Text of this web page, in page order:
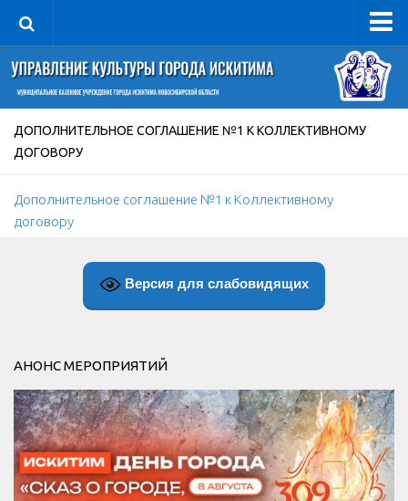
Управление
Руководитель
Сведения об организации
Структура
Учредительные документы
Правовая база
Отчеты о деятельности
Учреждения культуры
МБУ Дом культуры «Молодость»
МБУ Дом культуры «Октябрь»
МБОУ ДО «Детская школа искусств»
ДОПОЛНИТЕЛЬНОЕ СОГЛАШЕНИЕ №1 К КОЛЛЕКТИВНОМУ
ДОГОВОРУ
Дополнительное соглашение №1 к Коллективному
договору
Версия для слабовидящих
АНОНС МЕРОПРИЯТИЙ